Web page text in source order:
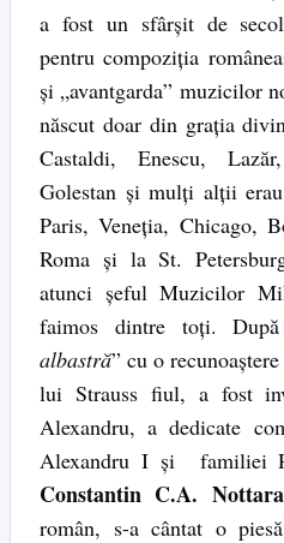
a fost un sfârşit de
pentru compoziţia
şi „avantgarda” muzicilor
născut doar din graţia
Castaldi, Enescu,
Golestan şi mulţi alţii
Paris, Veneţia, Chicago,
Roma şi la St.
atunci şeful Muzicilor
faimos dintre toţi.
albastră” cu o
lui Strauss fiul, a fost
Alexandru, a dedicate
Alexandru I şi familiei
Constantin C.A. Nottara
român, s-a cântat o